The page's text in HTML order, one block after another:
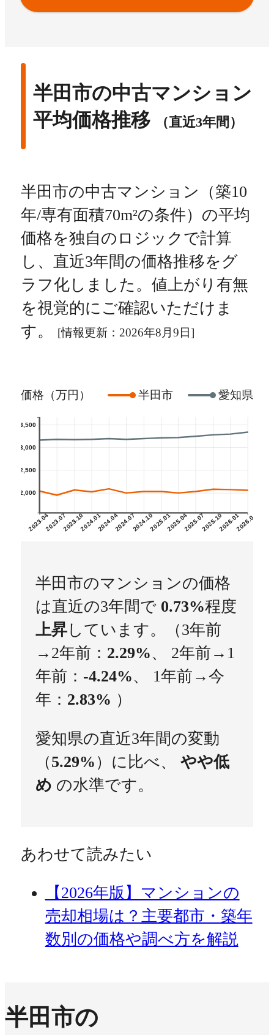
半田市の中古マンション
平均価格推移
（直近3年間）
半田市の中古マンション（築10
年/専有面積70m²の条件）の平均
価格を独自のロジックで計算
し、直近3年間の価格推移をグ
ラフ化しました。値上がり有無
を視覚的にご確認いただけま
す。
[情報更新：2026年8月9日]
価格（万円） 半田市 愛知県
2023.042023.072023.102024.012024.042024.072024.102025.012025.042025.072025.102026.012026.04
2,000
2,500
3,000
3,500
半田市のマンションの価格
は直近の3年間で 0.73%程度
上昇しています。（3年前
→2年前： 2.29%、 2年前→1
年前： -4.24%、 1年前→今
年： 2.83% ）
愛知県の直近3年間の変動
（5.29% ）に比べ、
やや低
め の水準です。
あわせて読みたい
【2026年版】マンションの
売却相場は？主要都市・築年
数別の価格や調べ方を解説
半田市の